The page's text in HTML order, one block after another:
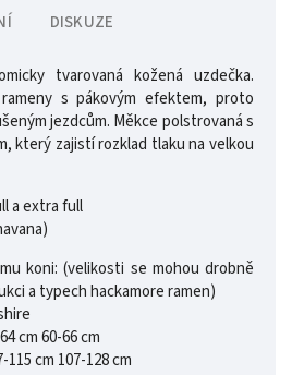
DISKUZE
tvarovaná kožená uzdečka.
s pákovým efektem, proto
jezdcům. Měkce polstrovaná s
který zajistí rozklad tlaku na velkou
a extra full
koni: (velikosti se mohou drobně
a typech hackamore ramen)
cm 60-66 cm
115 cm 107-128 cm